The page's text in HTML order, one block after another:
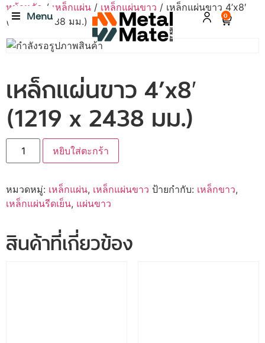
Menu 0
หน้าหลัก / เหล็กแผ่น / เหล็กแผ่นขาว / เหล็กแผ่นขาว 4’x8′
(1219 x 2438 มม.)
เหล็กแผ่นขาว 4’x8′
(1219 x 2438 มม.)
หยิบใส่ตะกร้า
หมวดหมู่: เหล็กแผ่น, เหล็กแผ่นขาว ป้ายกำกับ: เหล็กขาว,
เหล็กแผ่นรีดเย็น, แผ่นขาว
สินค้าที่เกี่ยวข้อง